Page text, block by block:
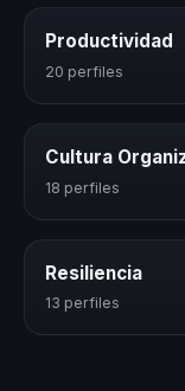
Productividad
20 perfiles
Cultura
18 perfiles
Resiliencia
13 perfiles